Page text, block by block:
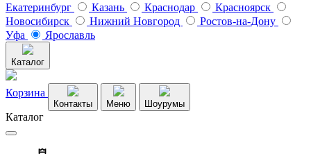
Екатеринбург
Казань Краснодар
Красноярск
Новосибирск
Нижний Новгород
Ростов-на-Дону
Уфа
Ярославль
Каталог
Корзина
Контакты Меню Шоурумы
Каталог